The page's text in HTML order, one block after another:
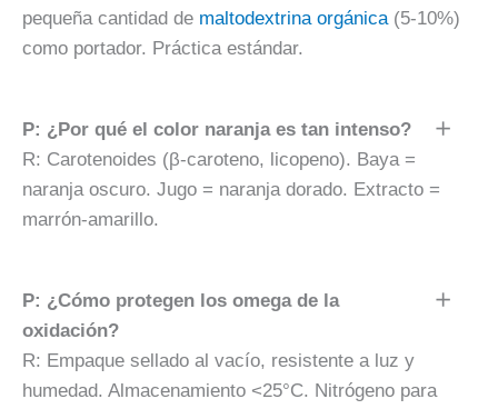
pequeña cantidad de maltodextrina orgánica (5-10%)
como portador. Práctica estándar.
P: ¿Por qué el color naranja es tan intenso?
R: Carotenoides (β-caroteno, licopeno). Baya =
naranja oscuro. Jugo = naranja dorado. Extracto =
marrón-amarillo.
P: ¿Cómo protegen los omega de la
oxidación?
R: Empaque sellado al vacío, resistente a luz y
humedad. Almacenamiento <25°C. Nitrógeno para